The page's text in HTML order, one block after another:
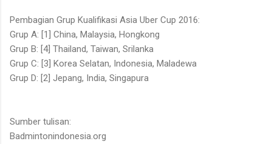
Pembagian Grup Kualifikasi Asia Uber Cup 2016:
Grup A: [1] China, Malaysia, Hongkong
Grup B: [4] Thailand, Taiwan, Srilanka
Grup C: [3] Korea Selatan, Indonesia, Maladewa
Grup D: [2] Jepang, India, Singapura
Sumber tulisan:
Badmintonindonesia.org